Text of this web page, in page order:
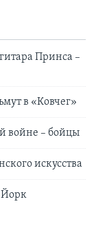
Принса –
в «Ковчег»
войне – бойцы
искусства
Йорк